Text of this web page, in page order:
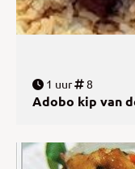
1 uur 8
Adobo kip van